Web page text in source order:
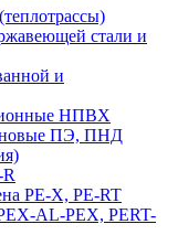
стали и
и
НПВХ
ПЭ, ПНД
PE-X, PE-RT
AL-PEX, PERT-